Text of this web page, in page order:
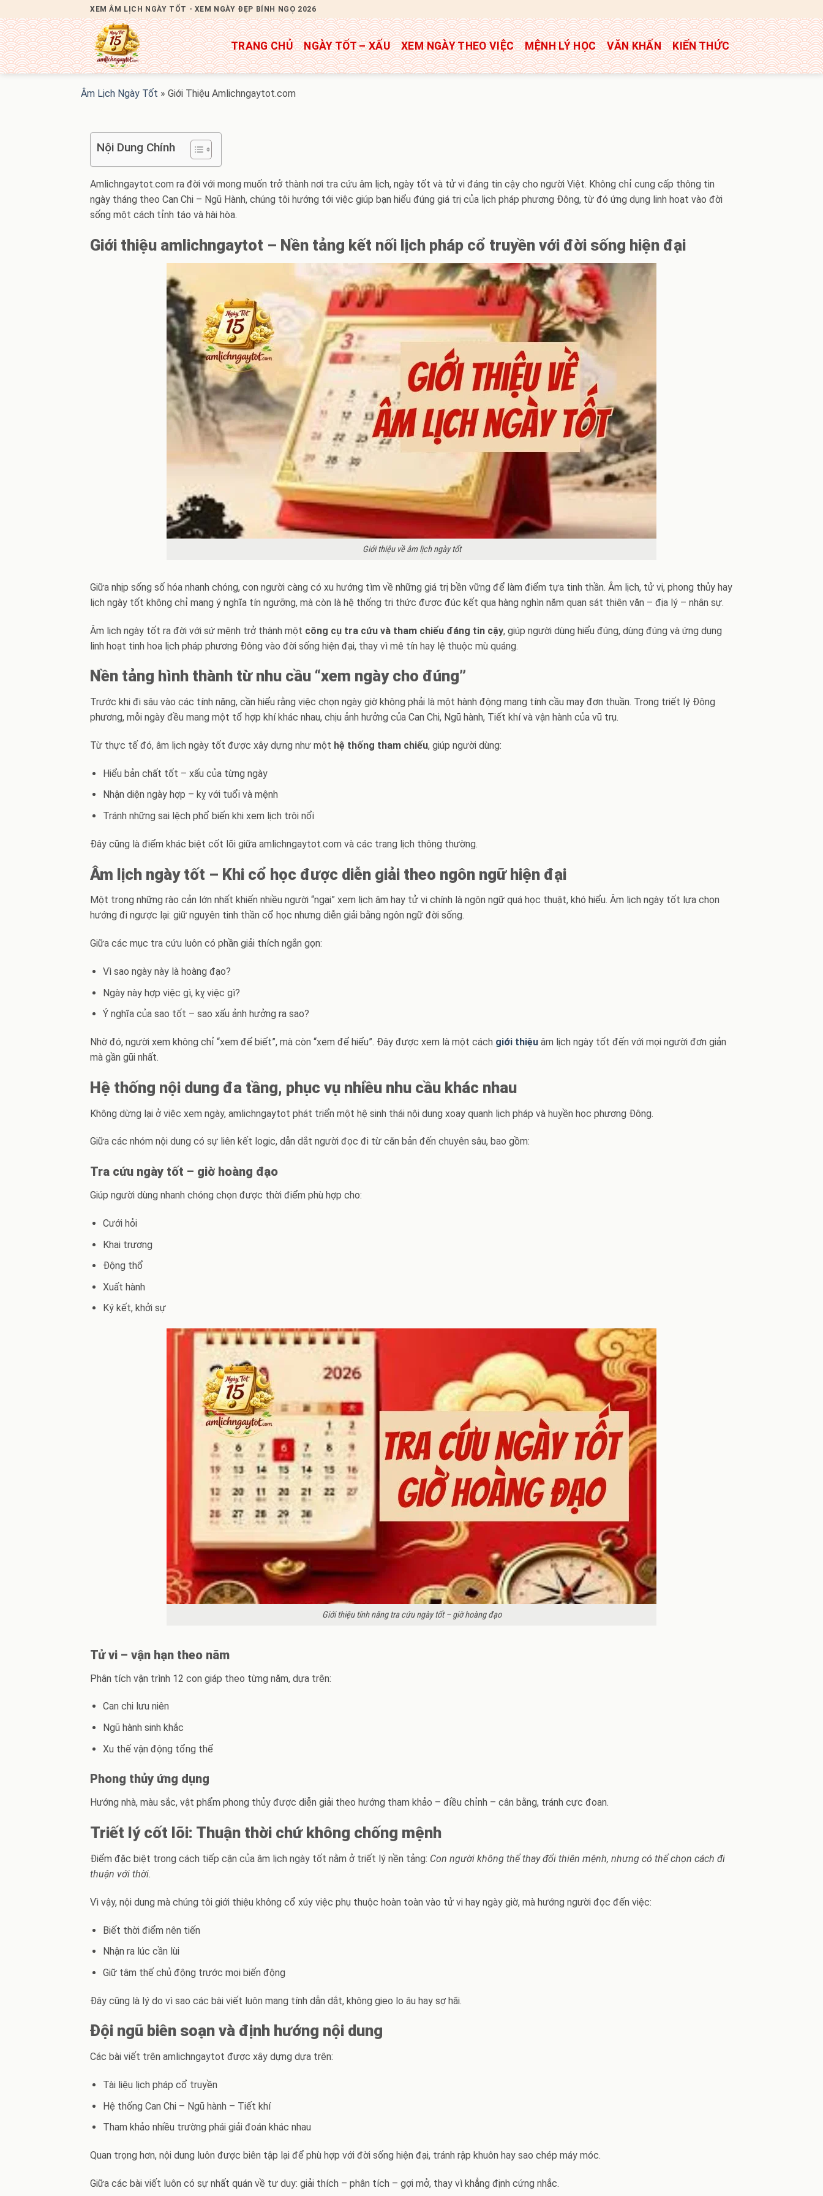
qua
nội
dung
XEM ÂM LỊCH NGÀY TỐT - XEM NGÀY ĐẸP BÍNH NGỌ 2026
TRANG CHỦ NGÀY TỐT – XẤU XEM NGÀY THEO VIỆC MỆNH LÝ HỌC VĂN KHẤN KIẾN THỨC
Âm Lịch Ngày Tốt » Giới Thiệu Amlichngaytot.com
Nội Dung Chính
Amlichngaytot.com ra đời với mong muốn trở thành nơi tra cứu âm lịch, ngày tốt và tử vi đáng tin cậy cho người Việt. Không chỉ cung cấp thông tin
ngày tháng theo Can Chi – Ngũ Hành, chúng tôi hướng tới việc giúp bạn hiểu đúng giá trị của lịch pháp phương Đông, từ đó ứng dụng linh hoạt vào đời
sống một cách tỉnh táo và hài hòa.
Giới thiệu amlichngaytot – Nền tảng kết nối lịch pháp cổ truyền với đời sống hiện đại
Giới thiệu về âm lịch ngày tốt
Giữa nhịp sống số hóa nhanh chóng, con người càng có xu hướng tìm về những giá trị bền vững để làm điểm tựa tinh thần. Âm lịch, tử vi, phong thủy hay
lịch ngày tốt không chỉ mang ý nghĩa tín ngưỡng, mà còn là hệ thống tri thức được đúc kết qua hàng nghìn năm quan sát thiên văn – địa lý – nhân sự.
Âm lịch ngày tốt ra đời với sứ mệnh trở thành một công cụ tra cứu và tham chiếu đáng tin cậy, giúp người dùng hiểu đúng, dùng đúng và ứng dụng
linh hoạt tinh hoa lịch pháp phương Đông vào đời sống hiện đại, thay vì mê tín hay lệ thuộc mù quáng.
Nền tảng hình thành từ nhu cầu “xem ngày cho đúng”
Trước khi đi sâu vào các tính năng, cần hiểu rằng việc chọn ngày giờ không phải là một hành động mang tính cầu may đơn thuần. Trong triết lý Đông
phương, mỗi ngày đều mang một tổ hợp khí khác nhau, chịu ảnh hưởng của Can Chi, Ngũ hành, Tiết khí và vận hành của vũ trụ.
Từ thực tế đó, âm lịch ngày tốt được xây dựng như một hệ thống tham chiếu, giúp người dùng:
Hiểu bản chất tốt – xấu của từng ngày
Nhận diện ngày hợp – kỵ với tuổi và mệnh
Tránh những sai lệch phổ biến khi xem lịch trôi nổi
Đây cũng là điểm khác biệt cốt lõi giữa amlichngaytot.com và các trang lịch thông thường.
Âm lịch ngày tốt – Khi cổ học được diễn giải theo ngôn ngữ hiện đại
Một trong những rào cản lớn nhất khiến nhiều người “ngại” xem lịch âm hay tử vi chính là ngôn ngữ quá học thuật, khó hiểu. Âm lịch ngày tốt lựa chọn
hướng đi ngược lại: giữ nguyên tinh thần cổ học nhưng diễn giải bằng ngôn ngữ đời sống.
Giữa các mục tra cứu luôn có phần giải thích ngắn gọn:
Vì sao ngày này là hoàng đạo?
Ngày này hợp việc gì, kỵ việc gì?
Ý nghĩa của sao tốt – sao xấu ảnh hưởng ra sao?
Nhờ đó, người xem không chỉ “xem để biết”, mà còn “xem để hiểu”. Đây được xem là một cách giới thiệu âm lịch ngày tốt đến với mọi người đơn giản
mà gần gũi nhất.
Hệ thống nội dung đa tầng, phục vụ nhiều nhu cầu khác nhau
Không dừng lại ở việc xem ngày, amlichngaytot phát triển một hệ sinh thái nội dung xoay quanh lịch pháp và huyền học phương Đông.
Giữa các nhóm nội dung có sự liên kết logic, dẫn dắt người đọc đi từ căn bản đến chuyên sâu, bao gồm:
Tra cứu ngày tốt – giờ hoàng đạo
Giúp người dùng nhanh chóng chọn được thời điểm phù hợp cho:
Cưới hỏi
Khai trương
Động thổ
Xuất hành
Ký kết, khởi sự
Giới thiệu tính năng tra cứu ngày tốt – giờ hoàng đạo
Tử vi – vận hạn theo năm
Phân tích vận trình 12 con giáp theo từng năm, dựa trên:
Can chi lưu niên
Ngũ hành sinh khắc
Xu thế vận động tổng thể
Phong thủy ứng dụng
Hướng nhà, màu sắc, vật phẩm phong thủy được diễn giải theo hướng tham khảo – điều chỉnh – cân bằng, tránh cực đoan.
Triết lý cốt lõi: Thuận thời chứ không chống mệnh
Điểm đặc biệt trong cách tiếp cận của âm lịch ngày tốt nằm ở triết lý nền tảng: Con người không thể thay đổi thiên mệnh, nhưng có thể chọn cách đi
thuận với thời.
Vì vậy, nội dung mà chúng tôi giới thiệu không cổ xúy việc phụ thuộc hoàn toàn vào tử vi hay ngày giờ, mà hướng người đọc đến việc:
Biết thời điểm nên tiến
Nhận ra lúc cần lùi
Giữ tâm thế chủ động trước mọi biến động
Đây cũng là lý do vì sao các bài viết luôn mang tính dẫn dắt, không gieo lo âu hay sợ hãi.
Đội ngũ biên soạn và định hướng nội dung
Các bài viết trên amlichngaytot được xây dựng dựa trên:
Tài liệu lịch pháp cổ truyền
Hệ thống Can Chi – Ngũ hành – Tiết khí
Tham khảo nhiều trường phái giải đoán khác nhau
Quan trọng hơn, nội dung luôn được biên tập lại để phù hợp với đời sống hiện đại, tránh rập khuôn hay sao chép máy móc.
Giữa các bài viết luôn có sự nhất quán về tư duy: giải thích – phân tích – gợi mở, thay vì khẳng định cứng nhắc.